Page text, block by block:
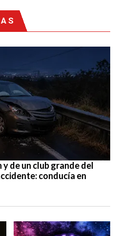
de un club grande del
conducía en